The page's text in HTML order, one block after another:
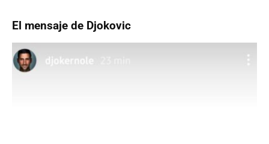
El mensaje de Djokovic